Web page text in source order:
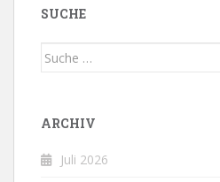
SUCHE
Suche
ARCHIV
Juli 2026